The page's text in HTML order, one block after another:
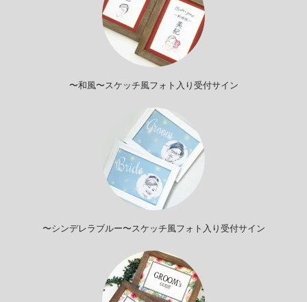
〜和風〜スケッチ風フォト入り受付サイン
〜シンデレラブルー〜スケッチ風フォト入り受付サイン